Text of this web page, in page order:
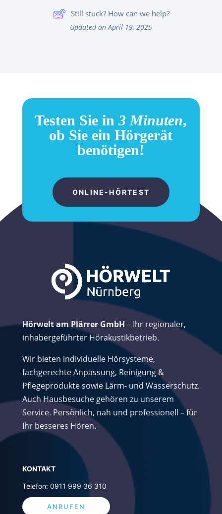
Still stuck? How can we help?
Updated on April 19, 2025
Testen Sie in3 Minuten,
ob Sie ein Hörgerät
benötigen!
ONLINE-HÖRTEST
Hörwelt am Plärrer GmbH – Ihr regionaler,
inhabergeführter Hörakustikbetrieb.
Wir bieten individuelle Hörsysteme,
fachgerechte Anpassung, Reinigung &
Pflegeprodukte sowie Lärm- und Wasserschutz.
Auch Hausbesuche gehören zu unserem
Service. Persönlich, nah und professionell – für
Ihr besseres Hören.
KONTAKT
Telefon: 0911 999 36 310
ANRUFEN